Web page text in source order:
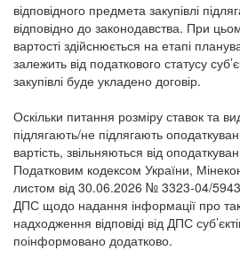
відповідного предмета закупівлі
відповідно до законодавства. При
вартості здійснюється на етапі
залежить від податкового статусу
закупівлі буде укладено договір.
Оскільки питання розміру ставок та
підлягають/не підлягають
вартість, звільняються від
Податковим кодексом України,
листом від 30.06.2026 № 3323-04/
ДПС щодо надання інформації про
надходження відповіді від ДПС
поінформовано додатково.